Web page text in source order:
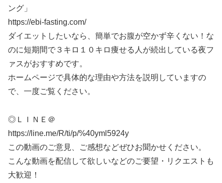
ング」
https://ebi-fasting.com/
ダイエットしたいなら、簡単でお腹が空かず辛くない！な
のに短期間で３キロ１０キロ痩せる人が続出している夜フ
ァスがおすすめです。
ホームページで具体的な理由や方法を説明していますの
で、一度ご覧ください。
◎ＬＩＮＥ＠
https://line.me/R/ti/p/%40yml5924y
この動画のご意見、ご感想などぜひお聞かせください。
こんな動画を配信して欲しいなどのご要望・リクエストも
大歓迎！